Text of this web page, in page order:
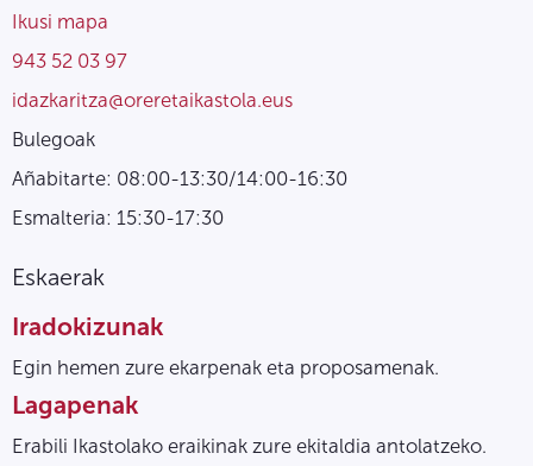
Ikusi mapa
943 52 03 97
idazkaritza@oreretaikastola.eus
Bulegoak
Añabitarte: 08:00-13:30/14:00-16:30
Esmalteria: 15:30-17:30
Eskaerak
Iradokizunak
Egin hemen zure ekarpenak eta proposamenak.
Lagapenak
Erabili Ikastolako eraikinak zure ekitaldia antolatzeko.